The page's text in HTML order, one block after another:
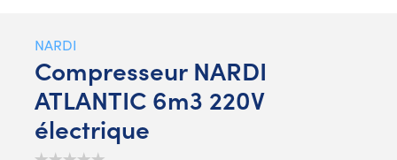
NARDI
Compresseur NARDI
ATLANTIC 6m3 220V
électrique